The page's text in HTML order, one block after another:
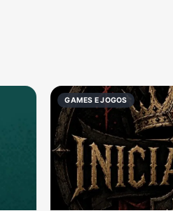
GAMES E JOGOS